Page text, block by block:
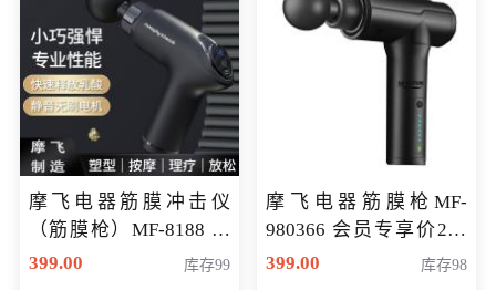
摩飞电器筋膜冲击仪
（筋膜枪）MF-8188 会
员专享价268元
399.00 库存99
摩飞电器筋膜枪MF-
980366 会员专享价299
元
399.00 库存98